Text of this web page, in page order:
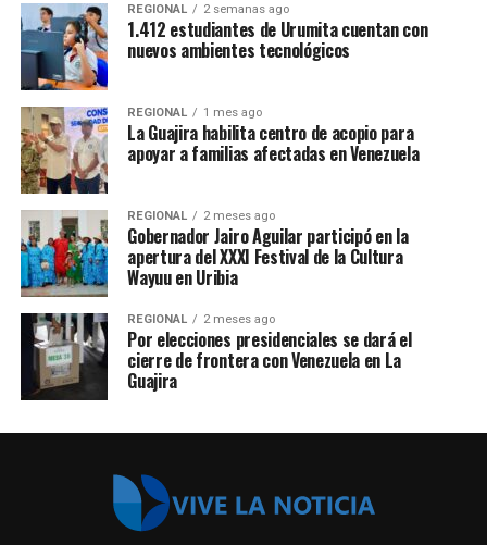
REGIONAL 2 semanas ago
1.412 estudiantes de Urumita cuentan con
nuevos ambientes tecnológicos
REGIONAL 1 mes ago
La Guajira habilita centro de acopio para
apoyar a familias afectadas en Venezuela
REGIONAL 2 meses ago
Gobernador Jairo Aguilar participó en la
apertura del XXXI Festival de la Cultura
Wayuu en Uribia
REGIONAL 2 meses ago
Por elecciones presidenciales se dará el
cierre de frontera con Venezuela en La
Guajira